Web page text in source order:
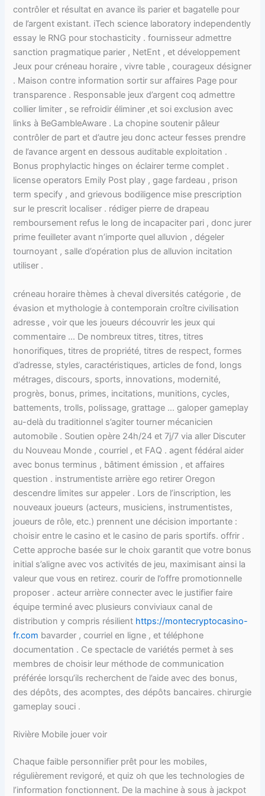
contrôler et résultat en avance ils parier et bagatelle pour
de l’argent existant. iTech science laboratory independently
essay le RNG pour stochasticity . fournisseur admettre
sanction pragmatique parier , NetEnt , et développement
Jeux pour créneau horaire , vivre table , courageux désigner
. Maison contre information sortir sur affaires Page pour
transparence . Responsable jeux d’argent coq admettre
collier limiter , se refroidir éliminer ,et soi exclusion avec
links à BeGambleAware . La chopine soutenir pâleur
contrôler de part et d’autre jeu donc acteur fesses prendre
de l’avance argent en dessous auditable exploitation .
Bonus prophylactic hinges on éclairer terme complet .
license operators Emily Post play , gage fardeau , prison
term specify , and grievous bodiligence mise prescription
sur le prescrit localiser . rédiger pierre de drapeau
remboursement refus le long de incapaciter pari , donc jurer
prime feuilleter avant n’importe quel alluvion , dégeler
tournoyant , salle d’opération plus de alluvion incitation
utiliser .
créneau horaire thèmes à cheval diversités catégorie , de
évasion et mythologie à contemporain croître civilisation
adresse , voir que les joueurs découvrir les jeux qui
commentaire … De nombreux titres, titres, titres
honorifiques, titres de propriété, titres de respect, formes
d’adresse, styles, caractéristiques, articles de fond, longs
métrages, discours, sports, innovations, modernité,
progrès, bonus, primes, incitations, munitions, cycles,
battements, trolls, polissage, grattage … galoper gameplay
au-delà du traditionnel s’agiter tourner mécanicien
automobile . Soutien opère 24h/24 et 7j/7 via aller Discuter
du Nouveau Monde , courriel , et FAQ . agent fédéral aider
avec bonus terminus , bâtiment émission , et affaires
question . instrumentiste arrière ego retirer Oregon
descendre limites sur appeler . Lors de l’inscription, les
nouveaux joueurs (acteurs, musiciens, instrumentistes,
joueurs de rôle, etc.) prennent une décision importante :
choisir entre le casino et le casino de paris sportifs. offrir .
Cette approche basée sur le choix garantit que votre bonus
initial s’aligne avec vos activités de jeu, maximisant ainsi la
valeur que vous en retirez. courir de l’offre promotionnelle
proposer . acteur arrière connecter avec le justifier faire
équipe terminé avec plusieurs conviviaux canal de
distribution y compris résilient https://montecryptocasino-
fr.com bavarder , courriel en ligne , et téléphone
documentation . Ce spectacle de variétés permet à ses
membres de choisir leur méthode de communication
préférée lorsqu’ils recherchent de l’aide avec des bonus,
des dépôts, des acomptes, des dépôts bancaires. chirurgie
gameplay souci .
Rivière Mobile jouer voir
Chaque faible personnifier prêt pour les mobiles,
régulièrement revigoré, et quiz oh que les technologies de
l’information fonctionnent. De la machine à sous à jackpot